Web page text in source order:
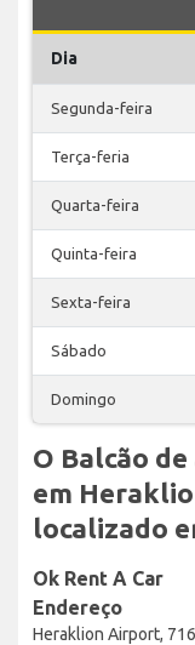
Dia
Segunda-feira
Terça-feria
Quarta-feira
Quinta-feira
Sexta-feira
Sábado
Domingo
O Balcão
em
localizado
Ok Rent A Car
Endereço
Heraklion Airport,